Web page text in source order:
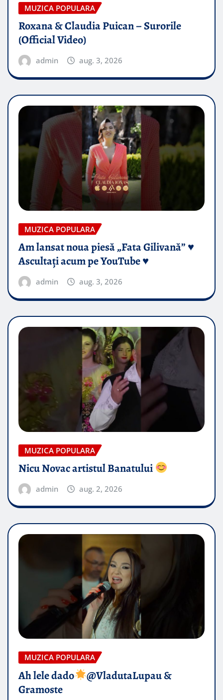
MUZICA POPULARA
Roxana & Claudia Puican – Surorile
(Official Video)
admin aug. 3, 2026
MUZICA POPULARA
Am lansat noua piesă „Fata Gilivană” ♥️
Ascultați acum pe YouTube ♥️
admin aug. 3, 2026
MUZICA POPULARA
Nicu Novac artistul Banatului
admin aug. 2, 2026
MUZICA POPULARA
Ah lele dado​
@VladutaLupau &
Gramoste